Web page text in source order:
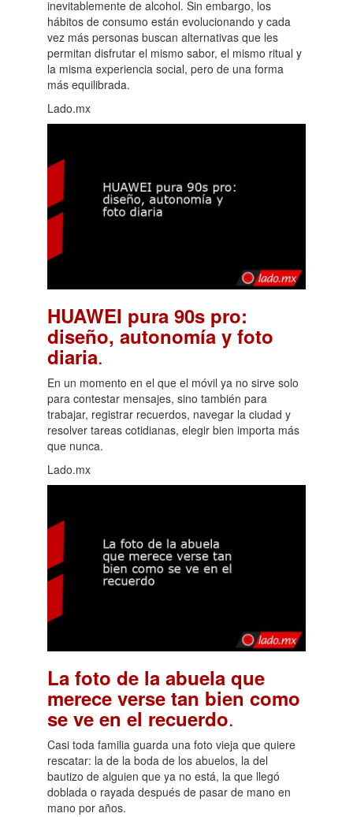
inevitablemente de alcohol. Sin embargo, los
hábitos de consumo están evolucionando y cada
vez más personas buscan alternativas que les
permitan disfrutar el mismo sabor, el mismo ritual y
la misma experiencia social, pero de una forma
más equilibrada.
Lado.mx
HUAWEI pura 90s pro:
diseño, autonomía y foto
diaria.
En un momento en el que el móvil ya no sirve solo
para contestar mensajes, sino también para
trabajar, registrar recuerdos, navegar la ciudad y
resolver tareas cotidianas, elegir bien importa más
que nunca.
Lado.mx
La foto de la abuela que
merece verse tan bien como
se ve en el recuerdo.
Casi toda familia guarda una foto vieja que quiere
rescatar: la de la boda de los abuelos, la del
bautizo de alguien que ya no está, la que llegó
doblada o rayada después de pasar de mano en
mano por años.